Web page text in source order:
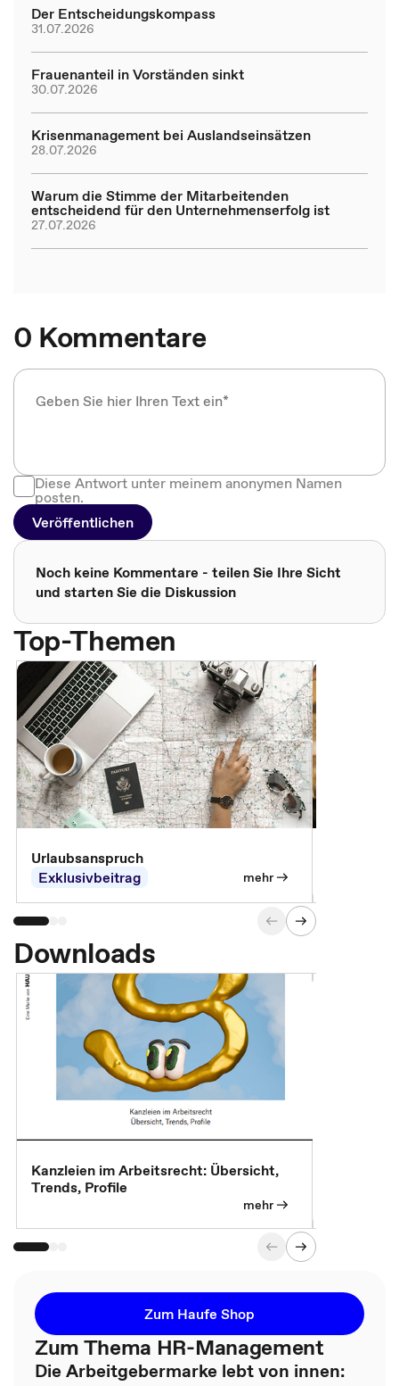
Der Entscheidungskompass
31.07.2026
Frauenanteil in Vorständen sinkt
30.07.2026
Krisenmanagement bei Auslandseinsätzen
28.07.2026
Warum die Stimme der Mitarbeitenden
entscheidend für den Unternehmenserfolg ist
27.07.2026
0 Kommentare
Diese Antwort unter meinem anonymen Namen
posten.
Veröffentlichen
Noch keine Kommentare - teilen Sie Ihre Sicht
und starten Sie die Diskussion
Top-Themen
Urlaubsanspruch
Exklusivbeitrag
mehr
Downloads
Kanzleien im Arbeitsrecht: Übersicht,
Trends, Profile
mehr
Zum Haufe Shop
Zum Thema HR-Management
Die Arbeitgebermarke lebt von innen: